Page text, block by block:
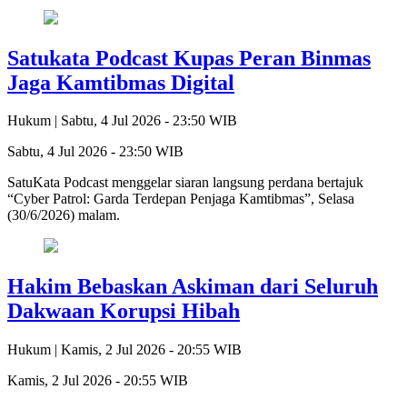
Satukata Podcast Kupas Peran Binmas
Jaga Kamtibmas Digital
Hukum | Sabtu, 4 Jul 2026 - 23:50 WIB
Sabtu, 4 Jul 2026 - 23:50 WIB
SatuKata Podcast menggelar siaran langsung perdana bertajuk
“Cyber Patrol: Garda Terdepan Penjaga Kamtibmas”, Selasa
(30/6/2026) malam.
Hakim Bebaskan Askiman dari Seluruh
Dakwaan Korupsi Hibah
Hukum | Kamis, 2 Jul 2026 - 20:55 WIB
Kamis, 2 Jul 2026 - 20:55 WIB